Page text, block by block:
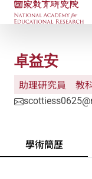
國家教育
卓益安
助理研究員 教
學術簡歷